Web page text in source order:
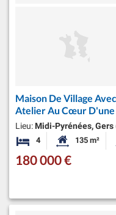
Maison De Village
Atelier Au Cœur D'une
Lieu: Midi-Pyrénées,
4 Chambres Surface
135 m²
180 000 €